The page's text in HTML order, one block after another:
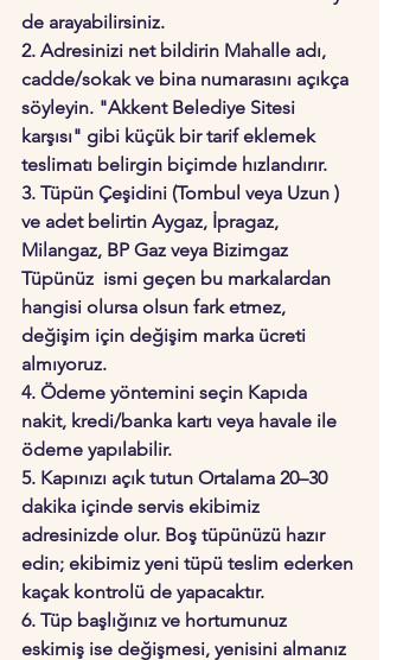
de arayabilirsiniz.
2. Adresinizi net bildirin Mahalle adı,
cadde/sokak ve bina numarasını açıkça
söyleyin. "Akkent Belediye Sitesi
karşısı" gibi küçük bir tarif eklemek
teslimatı belirgin biçimde hızlandırır.
3. Tüpün Çeşidini (Tombul veya Uzun )
ve adet belirtin Aygaz, İpragaz,
Milangaz, BP Gaz veya Bizimgaz
Tüpünüz  ismi geçen bu markalardan
hangisi olursa olsun fark etmez,
değişim için değişim marka ücreti
almıyoruz.
4. Ödeme yöntemini seçin Kapıda
nakit, kredi/banka kartı veya havale ile
ödeme yapılabilir.
5. Kapınızı açık tutun Ortalama 20–30
dakika içinde servis ekibimiz
adresinizde olur. Boş tüpünüzü hazır
edin; ekibimiz yeni tüpü teslim ederken
kaçak kontrolü de yapacaktır.
6. Tüp başlığınız ve hortumunuz
eskimiş ise değişmesi, yenisini almanız